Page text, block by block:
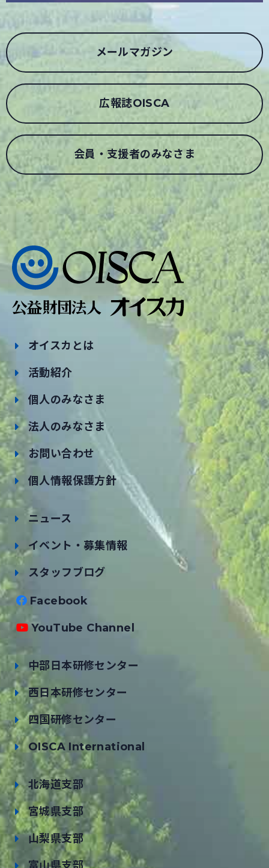
メールマガジン
広報誌OISCA
会員・支援者のみなさま
オイスカとは
活動紹介
個人のみなさま
法人のみなさま
お問い合わせ
個人情報保護方針
ニュース
イベント・募集情報
スタッフブログ
Facebook
YouTube Channel
中部日本研修センター
西日本研修センター
四国研修センター
OISCA International
北海道支部
宮城県支部
山梨県支部